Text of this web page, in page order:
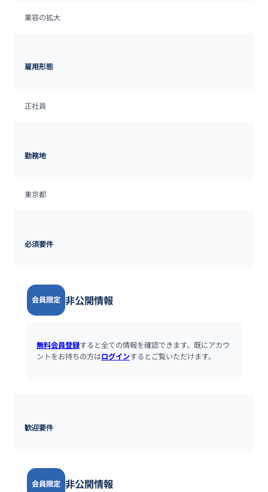
業容の拡大
雇用形態
正社員
勤務地
東京都
必須要件
会員限定 非公開情報
無料会員登録すると全ての情報を確認できます。既にアカウ
ントをお持ちの方はログインするとご覧いただけます。
歓迎要件
会員限定 非公開情報